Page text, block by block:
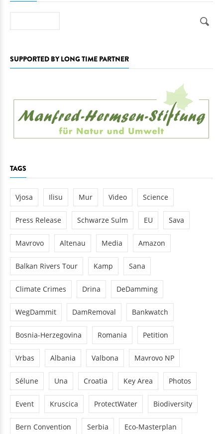
SUPPORTED BY LONG TIME PARTNER
TAGS
Vjosa Ilisu Mur Video Science
Press Release Schwarze Sulm EU Sava
Mavrovo Altenau Media Amazon
Balkan Rivers Tour Kamp Sana
Climate Crimes Drina DeDamming
WegDammit DamRemoval Bankwatch
Bosnia-Herzegovina Romania Petition
Vrbas Albania Valbona Mavrovo NP
Sélune Una Croatia Key Area Photos
Event Kruscica ProtectWater Biodiversity
Bern Convention Serbia Eco-Masterplan